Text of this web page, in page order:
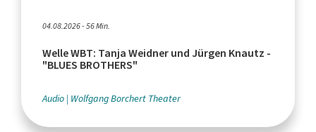
04.08.2026 - 56 Min.
Welle WBT: Tanja Weidner und Jürgen Knautz -
"BLUES BROTHERS"
Audio Wolfgang Borchert Theater